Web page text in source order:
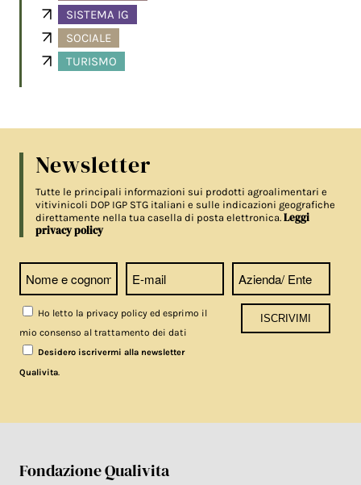
SISTEMA IG
SOCIALE
TURISMO
Newsletter
Tutte le principali informazioni sui prodotti agroalimentari e
vitivinicoli DOP IGP STG italiani e sulle indicazioni geografiche
direttamente nella tua casella di posta elettronica.Leggi
privacy policy
Ho letto la privacy policy ed esprimo il
mio consenso al trattamento dei dati
Desidero iscrivermi alla newsletter
Qualivita.
Fondazione Qualivita